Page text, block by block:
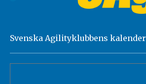
Svenska Agilityklubbens kalender